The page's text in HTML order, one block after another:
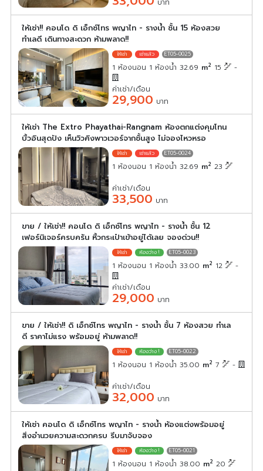
ให้เช่า!! คอนโด ดิ เอ็กซ์โทร พญาไท - รางน้ำ ชั้น 15 ห้องสวย
ทำเลดี เดินทางสะดวก ห้ามพลาด!!
ET05-0025
1 ห้องนอน 1 ห้องน้ำ 32.69 m2 15 -
ค่าเช่า/เดือน
29,900 บาท
ให้เช่า The Extro Phayathai-Rangnam ห้องตกแต่งคุมโทน
บิ้วอินสุดปัง เห็นวิวคิงพาวเวอร์จากชั้นสูง ไม่จองไหวหรอ
ET05-0024
1 ห้องนอน 1 ห้องน้ำ 32.69 m2 23
ค่าเช่า/เดือน
33,500 บาท
ขาย / ให้เช่า!! คอนโด ดิ เอ็กซ์โทร พญาไท - รางน้ำ ชั้น 12
เฟอร์นิเจอร์ครบครัน หิ้วกระเป๋าเข้าอยู่ได้เลย จองด่วน!!
ET05-0023
1 ห้องนอน 1 ห้องน้ำ 33.00 m2 12 -
ค่าเช่า/เดือน
29,000 บาท
ขาย / ให้เช่า!! ดิ เอ็กซ์โทร พญาไท - รางน้ำ ชั้น 7 ห้องสวย ทำเล
ดี ราคาไม่แรง พร้อมอยู่ ห้ามพลาด!!
ET05-0022
1 ห้องนอน 1 ห้องน้ำ 35.00 m2 7 -
ค่าเช่า/เดือน
32,000 บาท
ให้เช่า คอนโด ดิ เอ็กซ์โทร พญาไท - รางน้ำ ห้องแต่งพร้อมอยู่
สิ่งอำนวยความสะดวกครบ รีบมาจับจอง
ET05-0021
1 ห้องนอน 1 ห้องน้ำ 38.00 m2 20